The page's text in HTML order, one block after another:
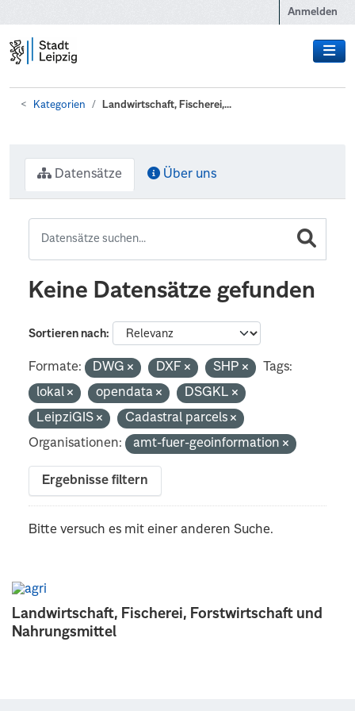
Anmelden
Kategorien Landwirtschaft, Fischerei,...
Landwirtschaft, Fischerei, Forstwirtschaft und
Nahrungsmittel
Datensätze Über uns
Keine Datensätze gefunden
Sortieren nach
Formate: DWG DXF SHP
Tags:
lokal
opendata
DSGKL
LeipziGIS
Cadastral parcels
Organisationen:
amt-fuer-geoinformation
Ergebnisse filtern
Bitte versuch es mit einer anderen Suche.